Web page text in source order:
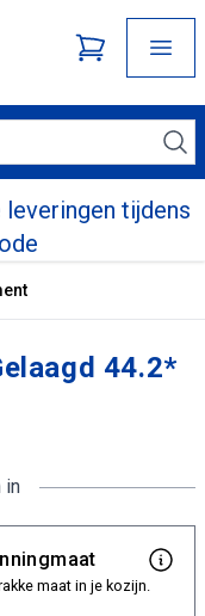
tijdens
verkoopargumenten
44.2*
in
maat in je kozijn.